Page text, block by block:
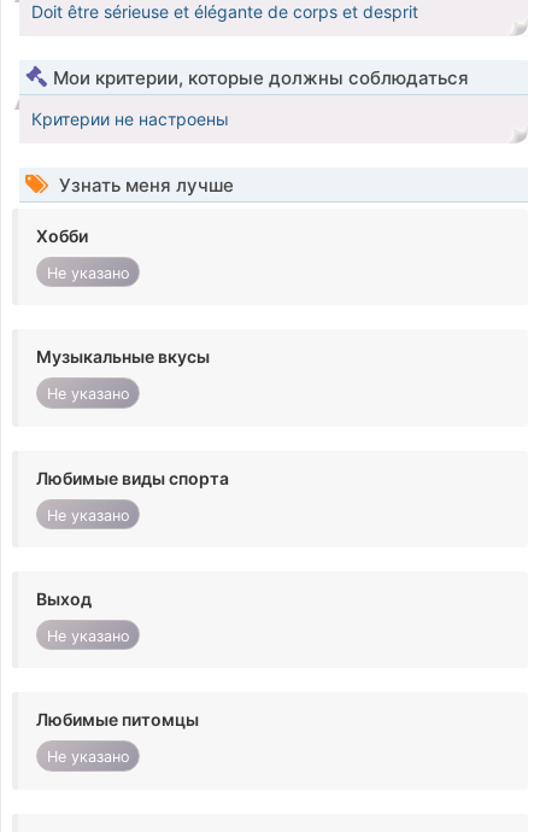
Doit être sérieuse et élégante de corps et desprit
Мои критерии, которые должны соблюдаться
Критерии не настроены
Узнать меня лучше
Хобби
Не указано
Музыкальные вкусы
Не указано
Любимые виды спорта
Не указано
Выход
Не указано
Любимые питомцы
Не указано